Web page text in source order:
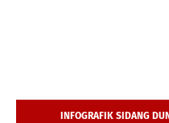
INFOGRAFIK SIDANG